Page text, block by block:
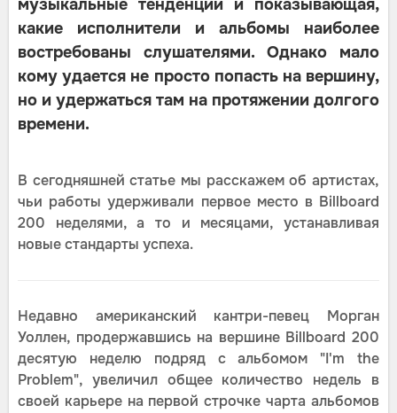
музыкальные тенденции и показывающая,
какие исполнители и альбомы наиболее
востребованы слушателями. Однако мало
кому удается не просто попасть на вершину,
но и удержаться там на протяжении долгого
времени.
В сегодняшней статье мы расскажем об артистах,
чьи работы удерживали первое место в Billboard
200 неделями, а то и месяцами, устанавливая
новые стандарты успеха.
Недавно американский кантри-певец Морган
Уоллен, продержавшись на вершине Billboard 200
десятую неделю подряд с альбомом "I'm the
Problem", увеличил общее количество недель в
своей карьере на первой строчке чарта альбомов